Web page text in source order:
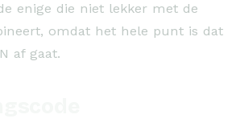
enige die niet lekker met de
omdat het hele punt is dat
af gaat.